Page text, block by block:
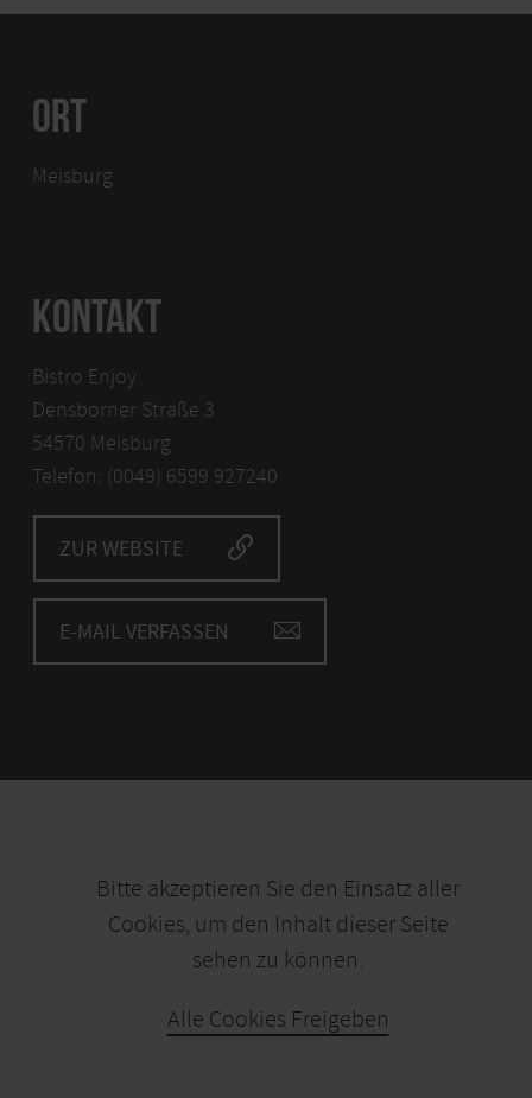
ORT
Meisburg
KONTAKT
Bistro Enjoy
Densborner Straße 3
54570 Meisburg
Telefon: (0049) 6599 927240
ZUR WEBSITE
E-MAIL VERFASSEN
Bitte akzeptieren Sie den Einsatz aller
Cookies, um den Inhalt dieser Seite
sehen zu können.
Alle Cookies Freigeben